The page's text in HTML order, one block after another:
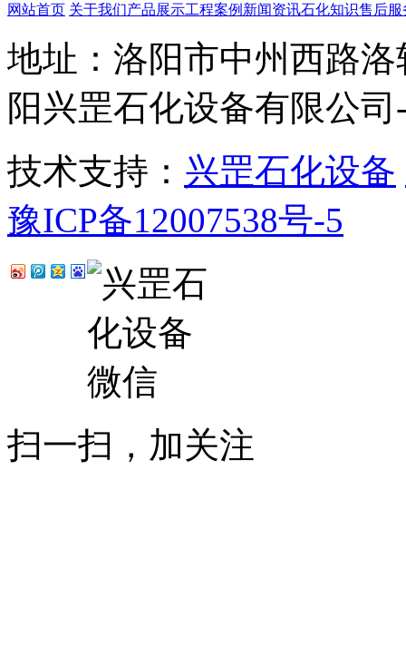
网站首页 关于我们产品展示工程案例 新闻资讯石化知识售后服
地址：洛阳市中州西路洛
阳兴罡石化设备有限公
技术支持： 兴罡石化设备
豫ICP备12007538号-5
扫一扫，加关注